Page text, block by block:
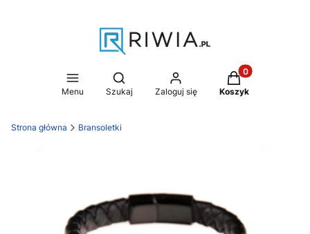
Menu
Otwórz wyszukiwarkę
Szukaj Zaloguj się
Produkty w
Koszyk
Strona główna Bransoletki